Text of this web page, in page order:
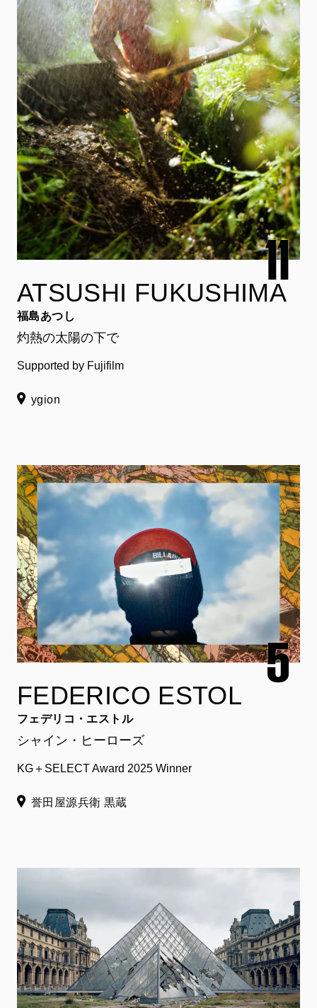
ATSUSHI FUKUSHIMA
福島あつし
灼熱の太陽の下で
Supported by Fujifilm
ygion
FEDERICO ESTOL
フェデリコ・エストル
シャイン・ヒーローズ
KG＋SELECT Award 2025 Winner
誉田屋源兵衛 黒蔵